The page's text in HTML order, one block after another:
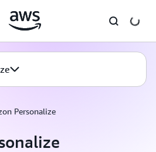
Personalize